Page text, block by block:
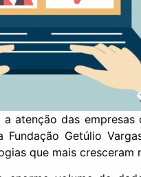
atenção das empresas
Fundação Getúlio
que mais cresceram